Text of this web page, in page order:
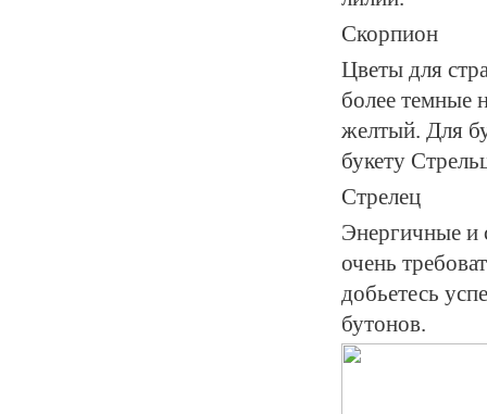
Скорпион
Цветы для
более темные
желтый. Для
букету
Стрелец
Энергичные и
очень
добьетесь
бутонов.